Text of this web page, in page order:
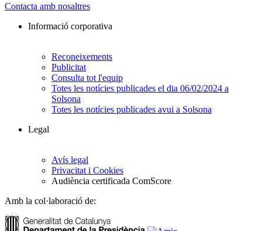
Contacta amb nosaltres
Informació corporativa
Reconeixements
Publicitat
Consulta tot l'equip
Totes les notícies publicades el dia 06/02/2024 a
Solsona
Totes les notícies publicades avui a Solsona
Legal
Avís legal
Privacitat i Cookies
Audiència certificada ComScore
Amb la col·laboració de: